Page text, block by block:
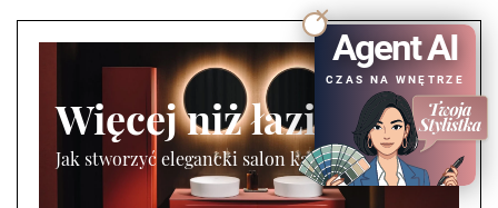
Więcej niż łazienka
Jak stworzyć elegancki salon kąpielowy?
Agent AI
CZAS NA WNĘTRZE